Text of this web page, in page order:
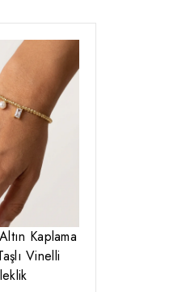
Kaplama
Vinelli